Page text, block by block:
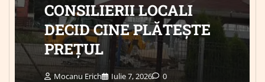
CONSILIERII LOCALI
DECID CINE PLĂTEȘTE
PREȚUL
Mocanu Erich Iulie 7, 2026 0